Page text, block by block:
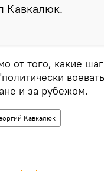
Кавкалюк.
от того, какие
и за рубежом.
Кавкалюк